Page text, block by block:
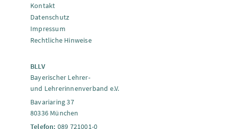
Kontakt
Datenschutz
Impressum
Rechtliche Hinweise
BLLV
Bayerischer Lehrer-
und Lehrerinnenverband e.V.
Bavariaring 37
80336 München
Telefon: 089 721001-0